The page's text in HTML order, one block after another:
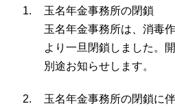
玉名年金事務所の閉鎖
玉名年金事務所は、消毒
より一旦閉鎖しました。
別途お知らせします。
玉名年金事務所の閉鎖に